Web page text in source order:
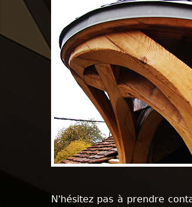
N'hésitez pas à prendre